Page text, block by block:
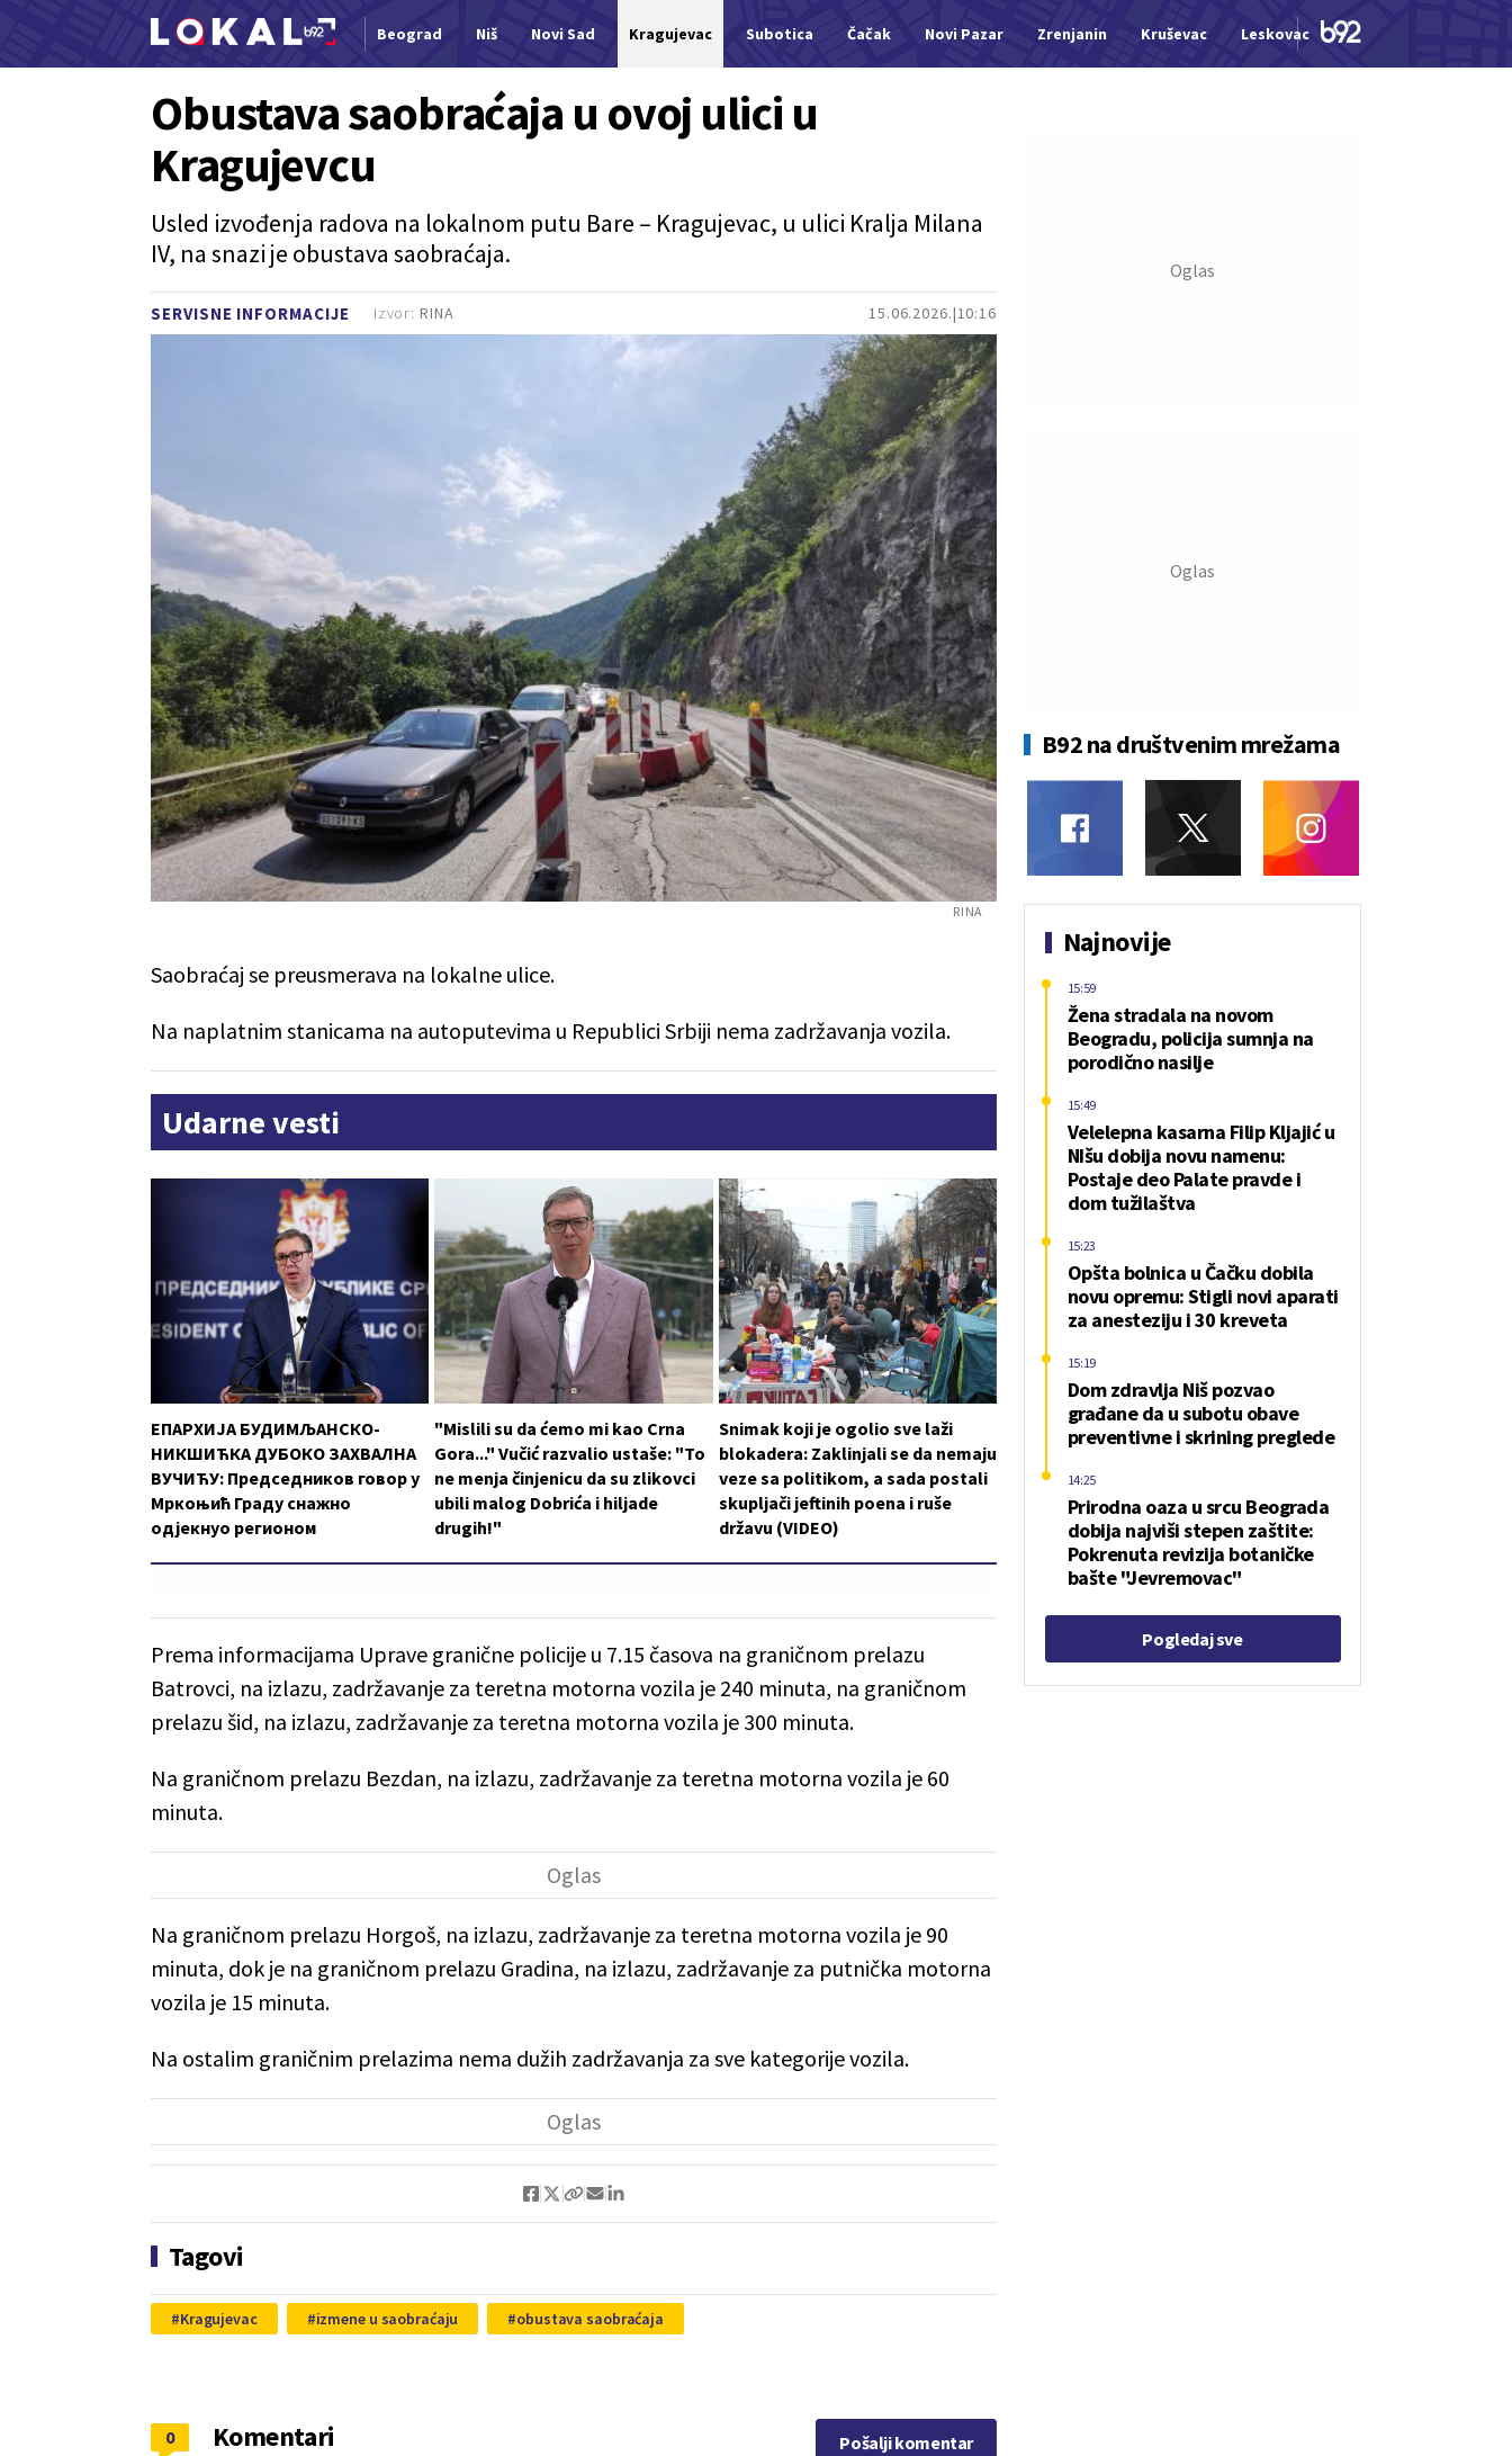
Beograd Niš Novi Sad Kragujevac Subotica Čačak Novi Pazar Zrenjanin Kruševac Leskovac Jagodina
SERVISNE INFORMACIJE 15.06.2026. 10:16
Obustava saobraćaja u ovoj ulici u
Kragujevcu
Usled izvođenja radova na lokalnom putu Bare – Kragujevac, u ulici Kralja Milana
IV, na snazi je obustava saobraćaja.
Izvor: RINA
RINA
Saobraćaj se preusmerava na lokalne ulice.
Na naplatnim stanicama na autoputevima u Republici Srbiji nema zadržavanja vozila.
Udarne vesti
ЕПАРХИЈА БУДИМЉАНСКО-
НИКШИЋКА ДУБОКО ЗАХВАЛНА
ВУЧИЋУ: Председников говор у
Мркоњић Граду снажно
одјекнуо регионом
"Mislili su da ćemo mi kao Crna
Gora..." Vučić razvalio ustaše: "To
ne menja činjenicu da su zlikovci
ubili malog Dobrića i hiljade
drugih!"
Snimak koji je ogolio sve laži
blokadera: Zaklinjali se da nemaju
veze sa politikom, a sada postali
skupljači jeftinih poena i ruše
državu (VIDEO)
Prema informacijama Uprave granične policije u 7.15 časova na graničnom prelazu
Batrovci, na izlazu, zadržavanje za teretna motorna vozila je 240 minuta, na graničnom
prelazu šid, na izlazu, zadržavanje za teretna motorna vozila je 300 minuta.
Na graničnom prelazu Bezdan, na izlazu, zadržavanje za teretna motorna vozila je 60
minuta.
Na graničnom prelazu Horgoš, na izlazu, zadržavanje za teretna motorna vozila je 90
minuta, dok je na graničnom prelazu Gradina, na izlazu, zadržavanje za putnička motorna
vozila je 15 minuta.
Na ostalim graničnim prelazima nema dužih zadržavanja za sve kategorije vozila.
Tagovi
Kragujevac izmene u saobraćaju obustava saobraćaja
Komentari
0 Pošalji komentar
B92 na društvenim mrežama
Najnovije
Žena stradala na novom
Beogradu, policija sumnja na
porodično nasilje
15:59
Velelepna kasarna Filip Kljajić u
NIšu dobija novu namenu:
Postaje deo Palate pravde i
dom tužilaštva
15:49
Opšta bolnica u Čačku dobila
novu opremu: Stigli novi aparati
za anesteziju i 30 kreveta
15:23
Dom zdravlja Niš pozvao
građane da u subotu obave
preventivne i skrining preglede
15:19
Prirodna oaza u srcu Beograda
dobija najviši stepen zaštite:
Pokrenuta revizija botaničke
bašte "Jevremovac"
14:25
Pogledaj sve